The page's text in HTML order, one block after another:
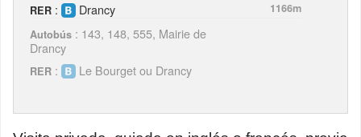
RER : Drancy
1166m
Autobús : 143, 148, 555, Mairie de
Drancy
RER : Le Bourget ou Drancy